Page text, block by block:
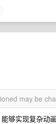
may be
够实现复杂动